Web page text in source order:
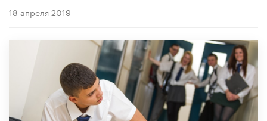
18 апреля 2019